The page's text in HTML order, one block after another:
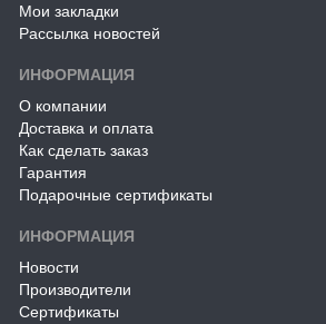
Мои закладки
Рассылка новостей
ИНФОРМАЦИЯ
О компании
Доставка и оплата
Как сделать заказ
Гарантия
Подарочные сертификаты
ИНФОРМАЦИЯ
Новости
Производители
Сертификаты